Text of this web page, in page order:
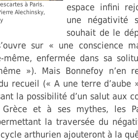
à Paris.
Alechinsky,
espace infini
une négativité
souhait de le
sur « une conscience
même, enfermée dans sa
»). Mais Bonnefoy n’en
recueil (« A une terre d’aube
la possibilité d’un salut aux
et à ses mythes, les
la traversée du
cycle arthurien ajouteront à la